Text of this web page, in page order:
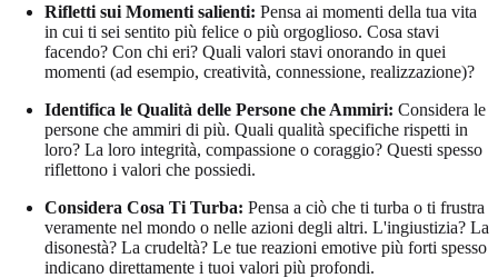
Rifletti sui Momenti salienti: Pensa ai momenti della tua vita
in cui ti sei sentito più felice o più orgoglioso. Cosa stavi
facendo? Con chi eri? Quali valori stavi onorando in quei
momenti (ad esempio, creatività, connessione, realizzazione)?
Identifica le Qualità delle Persone che Ammiri: Considera le
persone che ammiri di più. Quali qualità specifiche rispetti in
loro? La loro integrità, compassione o coraggio? Questi spesso
riflettono i valori che possiedi.
Considera Cosa Ti Turba: Pensa a ciò che ti turba o ti frustra
veramente nel mondo o nelle azioni degli altri. L'ingiustizia? La
disonestà? La crudeltà? Le tue reazioni emotive più forti spesso
indicano direttamente i tuoi valori più profondi.